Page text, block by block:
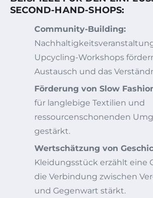
SECOND-HAND-SHOPS:
Community-Building:
Upcycling-Workshops
Austausch und das
Förderung von Slow
für langlebige Textilien und
ressourcenschonenden
gestärkt.
Wertschätzung von
Kleidungsstück erzählt eine
die Verbindung zwischen
und Gegenwart stärkt.